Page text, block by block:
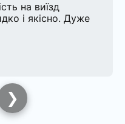
на виїзд
і якісно. Дуже